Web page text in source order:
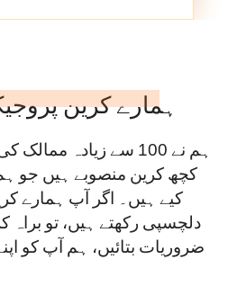
ہمارے کرین
ہم نے 100 سے زیادہ
کچھ کرین منصوبے ہیں جو
کیے ہیں۔ اگر آپ ہمارے
دلچسپی رکھتے ہیں، تو براہ
ضروریات بتائیں، ہم آپ کو